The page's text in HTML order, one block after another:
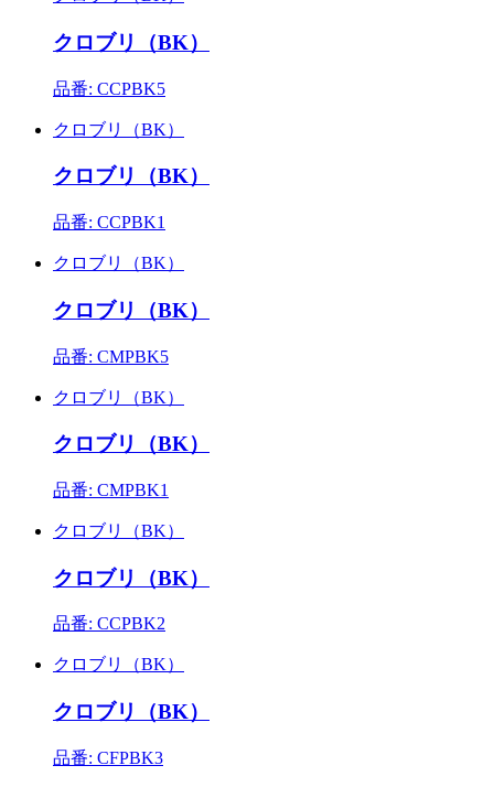
クロブリ（BK）
品番: CCPBK5
クロブリ（BK）
クロブリ（BK）
品番: CCPBK1
クロブリ（BK）
クロブリ（BK）
品番: CMPBK5
クロブリ（BK）
クロブリ（BK）
品番: CMPBK1
クロブリ（BK）
クロブリ（BK）
品番: CCPBK2
クロブリ（BK）
クロブリ（BK）
品番: CFPBK3